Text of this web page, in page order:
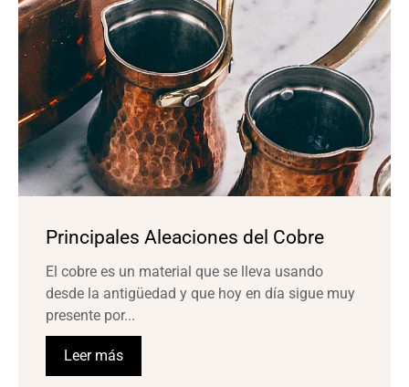
Principales Aleaciones del Cobre
El cobre es un material que se lleva usando
desde la antigüedad y que hoy en día sigue muy
presente por...
Leer más